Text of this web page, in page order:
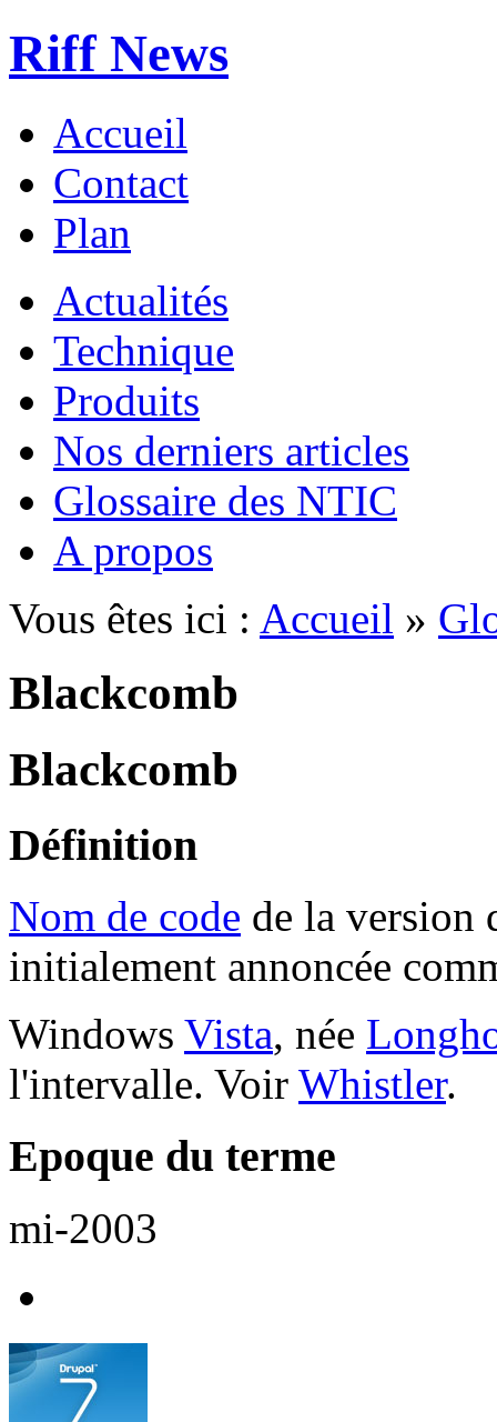
Riff News
Accueil
Contact
Plan
Actualités
Technique
Produits
Nos derniers articles
Glossaire des NTIC
A propos
Vous êtes ici : Accueil »
Blackcomb
Blackcomb
Définition
Nom de code de la version
initialement annoncée
Windows Vista, née
l'intervalle. Voir Whistler.
Epoque du terme
mi-2003